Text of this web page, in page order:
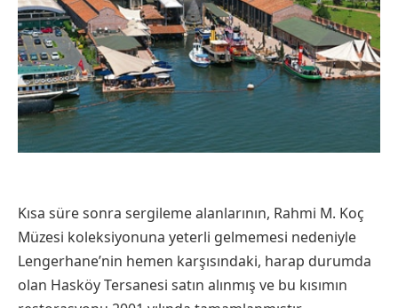
Kısa süre sonra sergileme alanlarının, Rahmi M. Koç
Müzesi koleksiyonuna yeterli gelmemesi nedeniyle
Lengerhane’nin hemen karşısındaki, harap durumda
olan Hasköy Tersanesi satın alınmış ve bu kısımın